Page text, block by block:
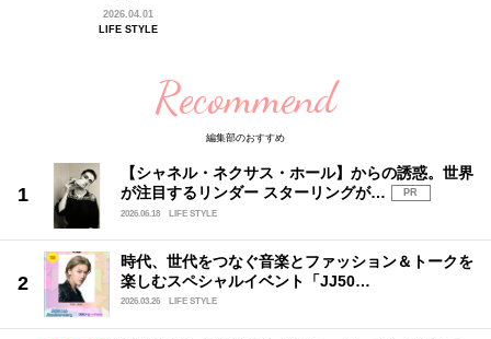
2026.04.01
LIFE STYLE
Recommend
編集部のおすすめ
【シャネル・ネクサス・ホール】からの誘惑。世界
が注目するリンダー スターリングが…
PR
2026.06.18
LIFE STYLE
時代、世代をつなぐ音楽とファッション＆トークを
楽しむスペシャルイベント「JJ50…
2026.03.26 LIFE STYLE